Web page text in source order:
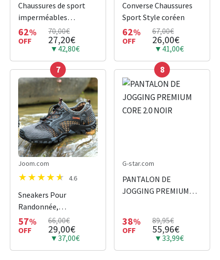
Chaussures de sport
imperméables
antidérapantes
62%
OFF
70,00€
27,20€
▼42,80€
Converse Chaussures
Sport Style coréen
62%
OFF
67,00€
26,00€
▼41,00€
7
Joom.com
4.6
Sneakers Pour
Randonnée,
Antidérapant et
Respirant
57%
OFF
66,00€
29,00€
▼37,00€
8
G-star.com
PANTALON DE
JOGGING PREMIUM
38%
OFF
89,95€
55,96€
▼33,99€